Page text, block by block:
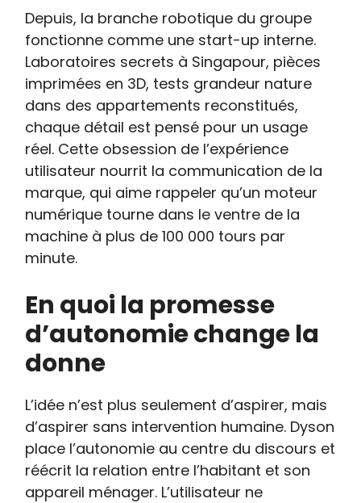
Depuis, la branche robotique du groupe
fonctionne comme une start-up interne.
Laboratoires secrets à Singapour, pièces
imprimées en 3D, tests grandeur nature
dans des appartements reconstitués,
chaque détail est pensé pour un usage
réel. Cette obsession de l’expérience
utilisateur nourrit la communication de la
marque, qui aime rappeler qu’un moteur
numérique tourne dans le ventre de la
machine à plus de 100 000 tours par
minute.
En quoi la promesse
d’autonomie change la
donne
L’idée n’est plus seulement d’aspirer, mais
d’aspirer sans intervention humaine. Dyson
place l’autonomie au centre du discours et
réécrit la relation entre l’habitant et son
appareil ménager. L’utilisateur ne